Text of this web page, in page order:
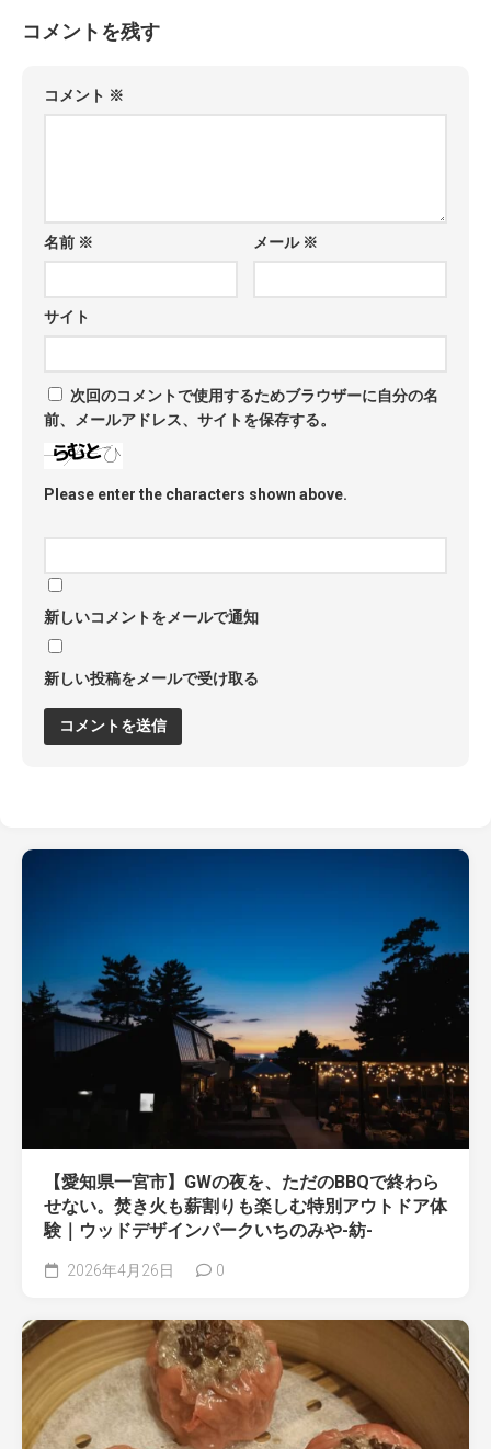
コメントを残す
コメント ※
名前 ※ メール ※
サイト
次回のコメントで使用するためブラウザーに自分の名
前、メールアドレス、サイトを保存する。
Please enter the characters shown above.
新しいコメントをメールで通知
新しい投稿をメールで受け取る
【愛知県一宮市】GWの夜を、ただのBBQで終わら
せない。焚き火も薪割りも楽しむ特別アウトドア体
験｜ウッドデザインパークいちのみや-紡-
2026年4月26日 0